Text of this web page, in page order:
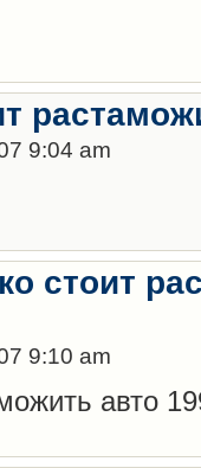
9:04 am
стоит
9:10 am
авто